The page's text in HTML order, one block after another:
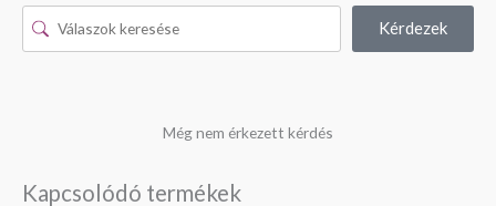
Kérdezek
Még nem érkezett kérdés
Kapcsolódó termékek